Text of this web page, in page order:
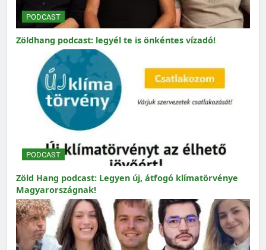
PODCAST
Zöldhang podcast: legyél te is önkéntes vízadó!
PODCAST
Zöld Hang podcast: Legyen új, átfogó klímatörvénye
Magyarországnak!